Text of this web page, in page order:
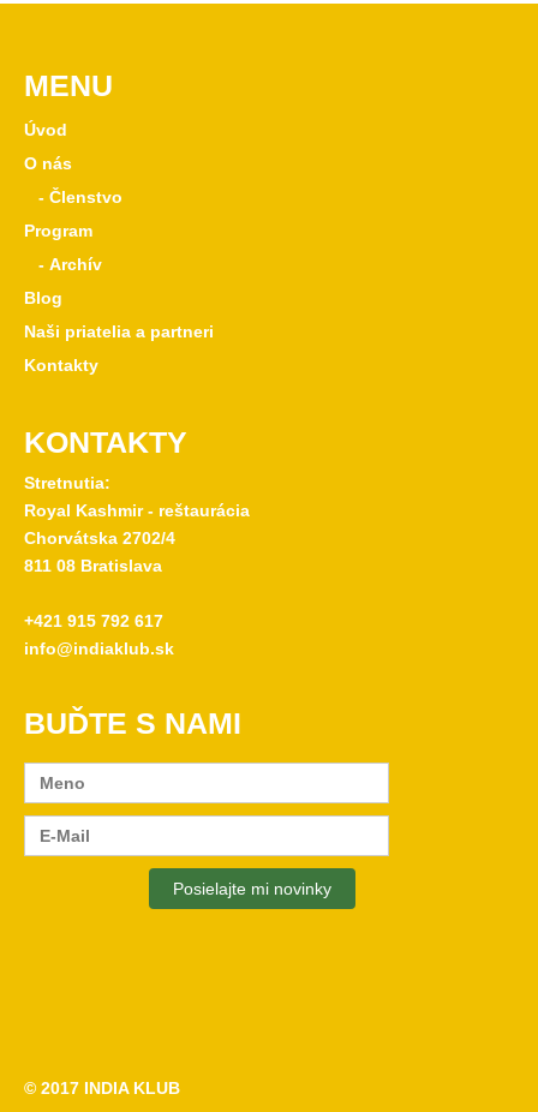
MENU
Úvod
O nás
- Členstvo
Program
- Archív
Blog
Naši priatelia a partneri
Kontakty
KONTAKTY
Stretnutia:
Royal Kashmir - reštaurácia
Chorvátska 2702/4
811 08 Bratislava
+421 915 792 617
info@indiaklub.sk
BUĎTE S NAMI
© 2017 INDIA KLUB